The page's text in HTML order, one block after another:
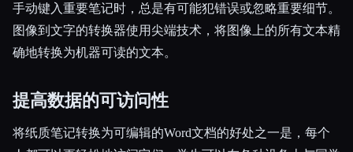
手动键入重要笔记时，总是有可能犯错误或忽略重要细节。
图像到文字的转换器使用尖端技术，将图像上的所有文本精
确地转换为机器可读的文本。
提高数据的可访问性
将纸质笔记转换为可编辑的Word文档的好处之一是，每个